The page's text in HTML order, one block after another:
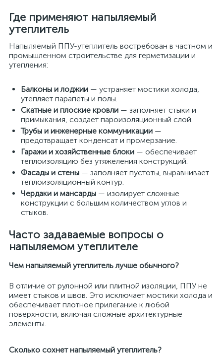
Где применяют напыляемый
утеплитель
Напыляемый ППУ-утеплитель востребован в частном и
промышленном строительстве для герметизации и
утепления:
Балконы и лоджии — устраняет мостики холода,
утепляет парапеты и полы.
Скатные и плоские кровли — заполняет стыки и
примыкания, создает пароизоляционный слой.
Трубы и инженерные коммуникации —
предотвращает конденсат и промерзание.
Гаражи и хозяйственные блоки — обеспечивает
теплоизоляцию без утяжеления конструкций.
Фасады и стены — заполняет пустоты, выравнивает
теплоизоляционный контур.
Чердаки и мансарды — изолирует сложные
конструкции с большим количеством углов и
стыков.
Часто задаваемые вопросы о
напыляемом утеплителе
Чем напыляемый утеплитель лучше обычного?
В отличие от рулонной или плитной изоляции, ППУ не
имеет стыков и швов. Это исключает мостики холода и
обеспечивает плотное прилегание к любой
поверхности, включая сложные архитектурные
элементы.
Сколько сохнет напыляемый утеплитель?